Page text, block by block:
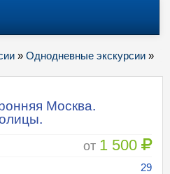
» Однодневные экскурсии »
Москва.
от 1 500
29